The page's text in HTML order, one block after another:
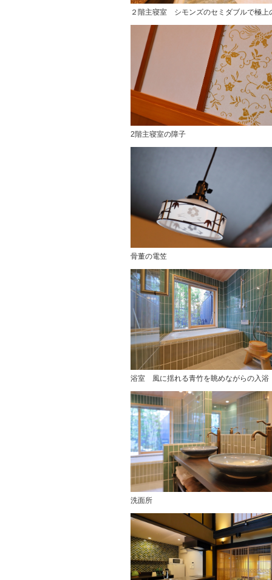
２階主寝室 シモンズのセミダブルで極上
2階主寝室の障子
骨董の電笠
浴室 風に揺れる青竹を眺めながらの入浴
洗面所